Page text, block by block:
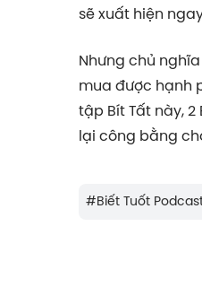
sẽ xuất hiện
Nhưng chủ
mua được hạnh
tập Bít Tất này,
lại công bằng
#Biết Tuốt